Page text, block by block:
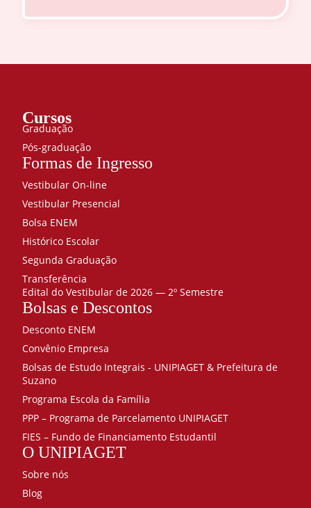
Cursos
Graduação
Pós-graduação
Formas de Ingresso
Vestibular On-line
Vestibular Presencial
Bolsa ENEM
Histórico Escolar
Segunda Graduação
Transferência
Edital do Vestibular de 2026 — 2º Semestre
Bolsas e Descontos
Desconto ENEM
Convênio Empresa
Bolsas de Estudo Integrais - UNIPIAGET & Prefeitura de
Suzano
Programa Escola da Família
PPP – Programa de Parcelamento UNIPIAGET
FIES – Fundo de Financiamento Estudantil
O UNIPIAGET
Sobre nós
Blog